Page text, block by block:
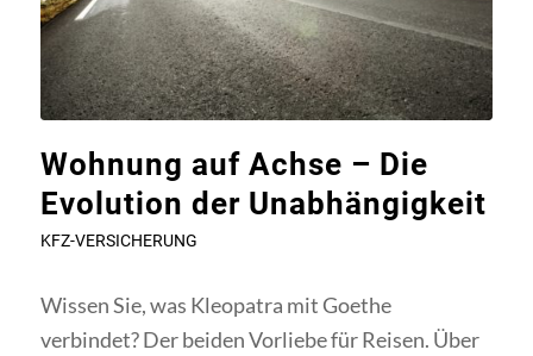
Wohnung auf Achse – Die
Evolution der Unabhängigkeit
KFZ-VERSICHERUNG
Wissen Sie, was Kleopatra mit Goethe
verbindet? Der beiden Vorliebe für Reisen. Über